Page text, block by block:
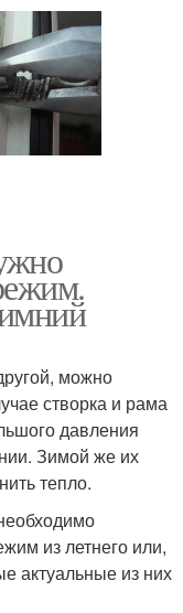
можно
створка и рама
давления
Зимой же их
тепло.
из летнего или,
актуальные из них